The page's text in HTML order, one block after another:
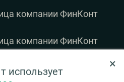
права защищены.
нажмите Ctrl+Enter
×
использует